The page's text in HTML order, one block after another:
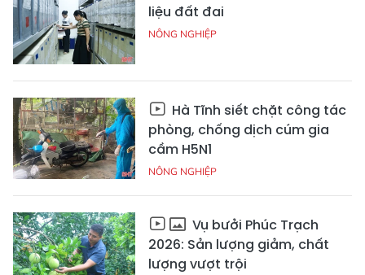
liệu đất đai
NÔNG NGHIỆP
Hà Tĩnh siết chặt công tác
phòng, chống dịch cúm gia
cầm H5N1
NÔNG NGHIỆP
Vụ bưởi Phúc Trạch
2026: Sản lượng giảm, chất
lượng vượt trội